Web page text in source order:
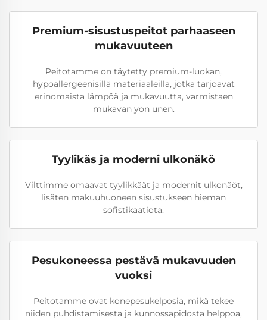
Premium-sisustuspeitot parhaaseen
mukavuuteen
Peitotamme on täytetty premium-luokan,
hypoallergeenisillä materiaaleilla, jotka tarjoavat
erinomaista lämpöä ja mukavuutta, varmistaen
mukavan yön unen.
Tyylikäs ja moderni ulkonäkö
Vilttimme omaavat tyylikkäät ja modernit ulkonäöt,
lisäten makuuhuoneen sisustukseen hieman
sofistikaatiota.
Pesukoneessa pestävä mukavuuden
vuoksi
Peitotamme ovat konepesukelposia, mikä tekee
niiden puhdistamisesta ja kunnossapidosta helppoa,